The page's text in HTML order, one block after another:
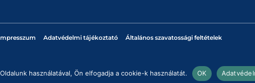
Adatvédelmi tájékoztató Általános szavatossági feltételek
használatával, Ön elfogadja a cookie-k használatát. OK